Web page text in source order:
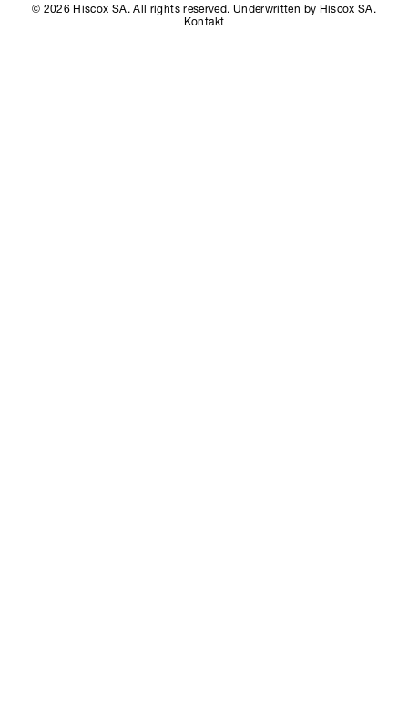
© 2026 Hiscox SA. All rights reserved. Underwritten by Hiscox SA.
Kontakt